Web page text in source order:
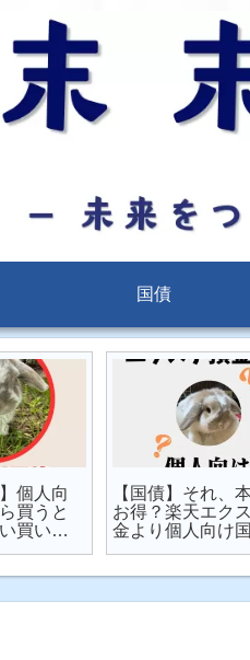
国債
個人向
買うと
買い方
【国債】それ、
お得？楽天エク
金より個人向け